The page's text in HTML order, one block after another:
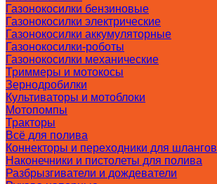
Газонокосилки бензиновые
Газонокосилки электрические
Газонокосилки аккумуляторные
Газонокосилки-роботы
Газонокосилки механические
Триммеры и мотокосы
Зернодробилки
Культиваторы и мотоблоки
Мотопомпы
Тракторы
Всё для полива
Коннекторы и переходники для шлангов
Наконечники и пистолеты для полива
Разбрызгиватели и дождеватели